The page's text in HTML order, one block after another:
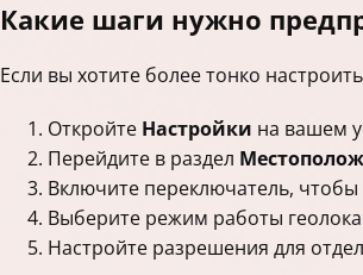
Какие шаги нужно
Если вы хотите более тонко
Откройте Настройки на вашем
Перейдите в раздел
Включите переключатель,
Выберите режим работы
Настройте разрешения для